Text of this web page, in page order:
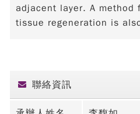
adjacent layer. A method
tissue regeneration is
聯絡資訊